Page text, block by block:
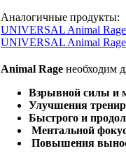
Аналогичные продукты:
UNIVERSAL Animal Rage
UNIVERSAL Animal
Animal Rage необходим
Взрывной силы и
Улучшения
Быстрого и
Ментальной
Повышения